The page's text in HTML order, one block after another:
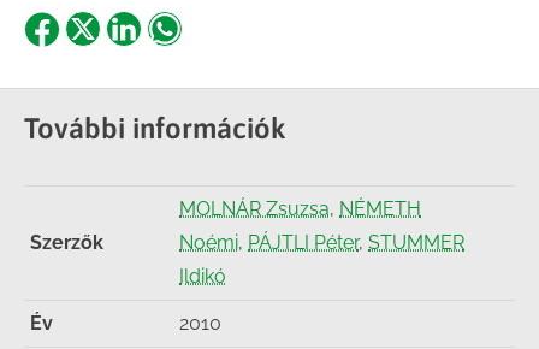
Share
Facebook
Share
X
Share
LinkedIn
Share
WhatsApp
További információk
Szerzők
MOLNÁR Zsuzsa, NÉMETH
Noémi, PÁJTLI Péter, STUMMER
Ildikó
Év 2010